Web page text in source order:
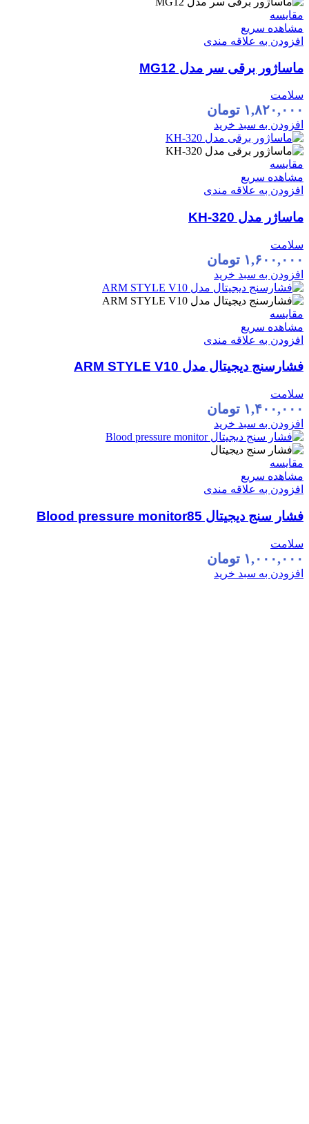
مقایسه
مشاهده سریع
افزودن به علاقه مندی
ماساژور برقی سر مدل MG12
سلامت
۱,۸۲۰,۰۰۰ تومان
افزودن به سبد خرید
مقایسه
مشاهده سریع
افزودن به علاقه مندی
ماساژر مدل KH-320
سلامت
۱,۶۰۰,۰۰۰ تومان
افزودن به سبد خرید
مقایسه
مشاهده سریع
افزودن به علاقه مندی
فشارسنج دیجیتال مدل ARM STYLE V10
سلامت
۱,۴۰۰,۰۰۰ تومان
افزودن به سبد خرید
مقایسه
مشاهده سریع
افزودن به علاقه مندی
فشار سنج دیجیتال Blood pressure monitor85
سلامت
۱,۰۰۰,۰۰۰ تومان
افزودن به سبد خرید